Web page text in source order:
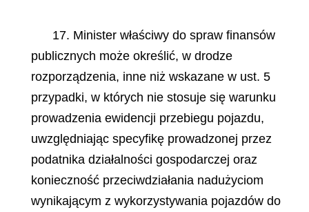
17. Minister właściwy do spraw finansów
publicznych może określić, w drodze
rozporządzenia, inne niż wskazane w ust. 5
przypadki, w których nie stosuje się warunku
prowadzenia ewidencji przebiegu pojazdu,
uwzględniając specyfikę prowadzonej przez
podatnika działalności gospodarczej oraz
konieczność przeciwdziałania nadużyciom
wynikającym z wykorzystywania pojazdów do